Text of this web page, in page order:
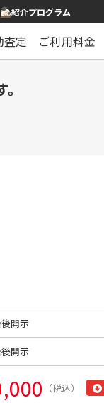
紹介プログラム
査定 ご利用料金
開示
開示
（税込）